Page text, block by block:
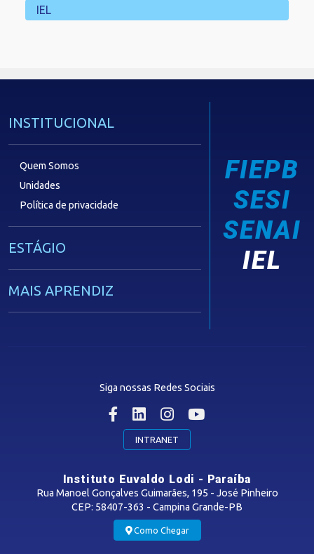
IEL
INSTITUCIONAL
Quem Somos
Unidades
Política de privacidade
ESTÁGIO
MAIS APRENDIZ
FIEPB
SESI
SENAI
IEL
Siga nossas Redes Sociais
INTRANET
Instituto Euvaldo Lodi - Paraíba
Rua Manoel Gonçalves Guimarães, 195 - José Pinheiro
CEP: 58407-363 - Campina Grande-PB
Como Chegar